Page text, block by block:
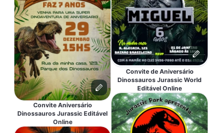
Convite Aniversário
Dinossauros Jurassic Editável
Online
Convite de Aniversário
Dinossauros Jurassic World
Editável Online